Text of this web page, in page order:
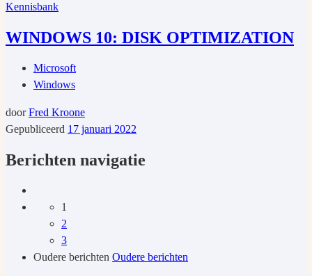
Kennisbank
WINDOWS 10: DISK OPTIMIZATION
Microsoft
Windows
doorFred Kroone
Gepubliceerd 17 januari 2022
Berichten navigatie
1
2
3
Oudere berichten Oudere berichten